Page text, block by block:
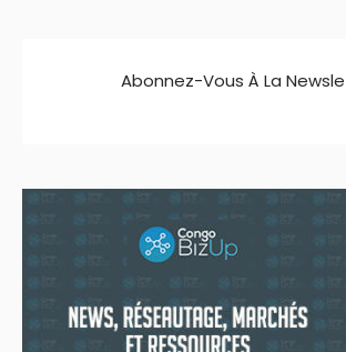
Abonnez-Vous À La